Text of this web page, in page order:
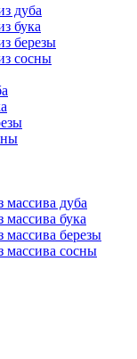
дуба
бука
березы
сосны
дуба
бука
березы
массива сосны